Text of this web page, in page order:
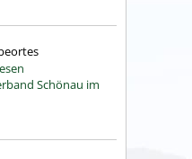
Schönau im